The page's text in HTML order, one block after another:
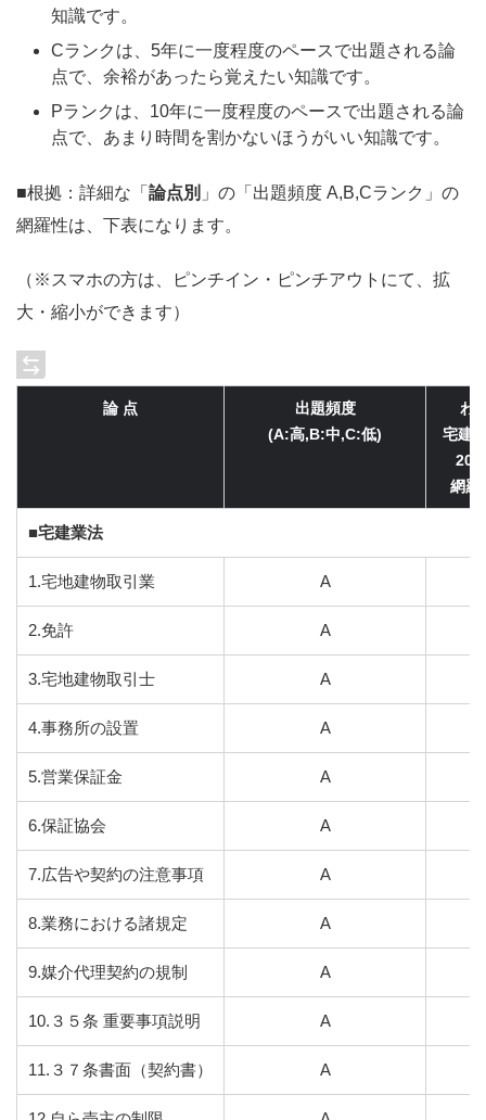
知識です。
Cランクは、5年に一度程度のペースで出題される論
点で、余裕があったら覚えたい知識です。
Pランクは、10年に一度程度のペースで出題される論
点で、あまり時間を割かないほうがいい知識です。
■根拠：詳細な「 論点別 」の「出題頻度 A,B,Cランク」の
網羅性は、下表になります。
（※スマホの方は、ピンチイン・ピンチアウトにて、拡
大・縮小ができます）
論 点
出題頻度
(A:高,B:中,C:低)
わ
宅建
網羅
■宅建業法
1.宅地建物取引業 A
2.免許 A
3.宅地建物取引士 A
4.事務所の設置 A
5.営業保証金 A
6.保証協会 A
7.広告や契約の注意事項 A
8.業務における諸規定 A
9.媒介代理契約の規制 A
10.３５条 重要事項説明 A
11.３７条書面（契約書） A